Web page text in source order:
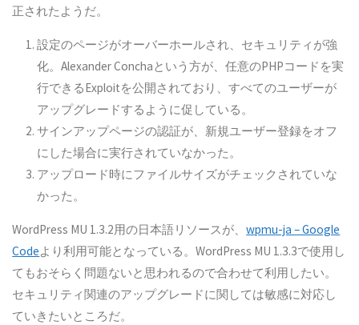
正されたようだ。
設定のページがオーバーホールされ、セキュリティが強
化。Alexander Conchaという方が、任意のPHPコードを実
行できるExploitを公開されており、すべてのユーザーが
アップグレードするように促している。
サインアップページの認証が、新規ユーザー登録をオフ
にした場合に実行されていなかった。
アップロード時にファイルサイズがチェックされていな
かった。
WordPress MU 1.3.2用の日本語リソースが、wpmu-ja – Google
Codeより利用可能となっている。WordPress MU 1.3.3で使用し
てもおそらく問題ないと思われるので合わせて利用したい。
セキュリティ関連のアップグレードに関しては敏感に対応し
ていきたいところだ。